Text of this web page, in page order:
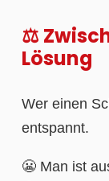
⚖️
Lösung
Wer einen
entspannt.
😬 Man ist